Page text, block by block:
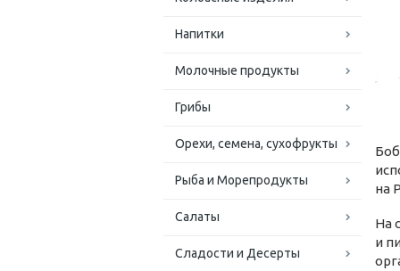
Напитки
Молочные продукты
Грибы
Орехи, семена, сухофрукты
Рыба и Морепродукты
Салаты
Сладости и Десерты
на
На
и